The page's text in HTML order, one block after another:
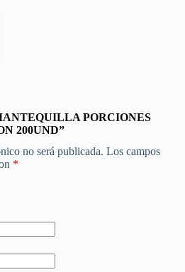
PORCIONES
200UND”
no será publicada. Los campos
*